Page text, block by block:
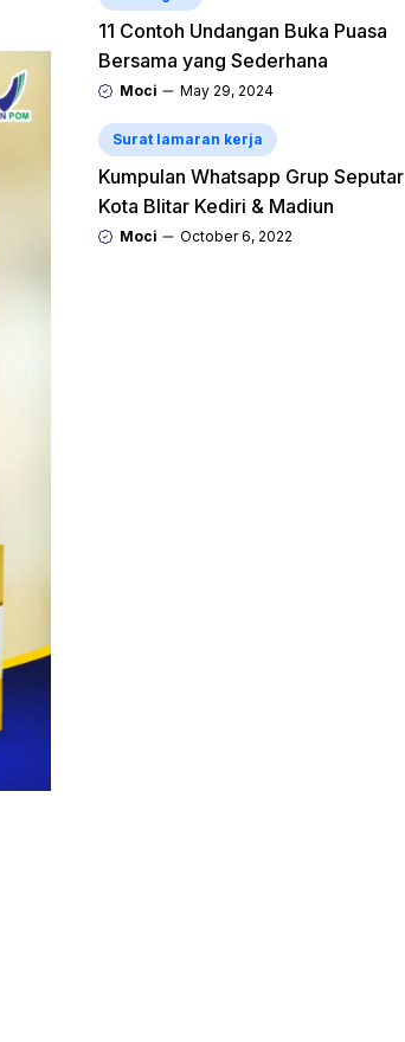
11 Contoh Undangan Buka Puasa
Bersama yang Sederhana
Moci May 29, 2024
Surat lamaran kerja
Kumpulan Whatsapp Grup Seputar
Kota Blitar Kediri & Madiun
Moci October 6, 2022